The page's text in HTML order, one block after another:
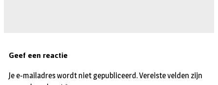
Geef een reactie
Je e-mailadres wordt niet gepubliceerd.Vereiste velden zijn